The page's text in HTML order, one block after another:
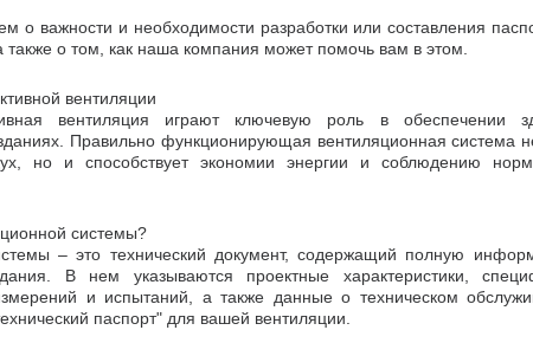
о важности и необходимости разработки или составления
также о том, как наша компания может помочь вам в этом.
вентиляции
вентиляция играют ключевую роль в обеспечении
Правильно функционирующая вентиляционная система
но и способствует экономии энергии и соблюдению
системы?
– это технический документ, содержащий полную
В нем указываются проектные характеристики,
и испытаний, а также данные о техническом
паспорт" для вашей вентиляции.